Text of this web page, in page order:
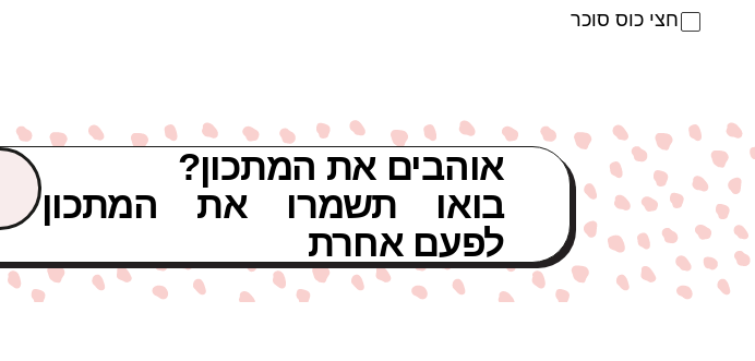
חצי כוס סוכר
אוהבים את המתכון?
בואו תשמרו את המתכון
לפעם אחרת